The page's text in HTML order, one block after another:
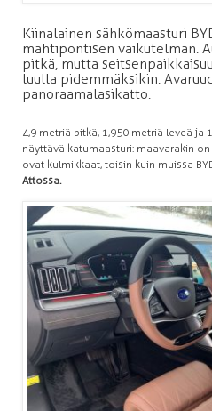
Kiinalainen sähkömaasturi
mahtipontisen vaikutelman.
pitkä, mutta
luulla pidemmäksikin.
panoraamalasikatto.
4,9 metriä pitkä, 1,950 metriä leveä ja
näyttävä katumaasturi: maavarakin
ovat kulmikkaat, toisin kuin muissa
Attossa.